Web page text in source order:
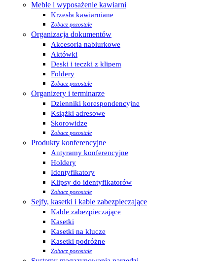
Meble i wyposażenie kawiarni
Krzesła kawiarniane
Zobacz pozostałe
Organizacja dokumentów
Akcesoria nabiurkowe
Aktówki
Deski i teczki z klipem
Foldery
Zobacz pozostałe
Organizery i terminarze
Dzienniki korespondencyjne
Książki adresowe
Skorowidze
Zobacz pozostałe
Produkty konferencyjne
Antyramy konferencyjne
Holdery
Identyfikatory
Klipsy do identyfikatorów
Zobacz pozostałe
Sejfy, kasetki i kable zabezpieczające
Kable zabezpieczające
Kasetki
Kasetki na klucze
Kasetki podróżne
Zobacz pozostałe